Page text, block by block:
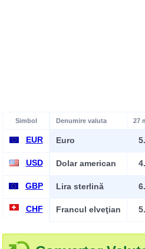
Simbol Denumire valuta 27
EUR Euro
USD Dolar american
GBP Lira sterlină
CHF Francul elveţian